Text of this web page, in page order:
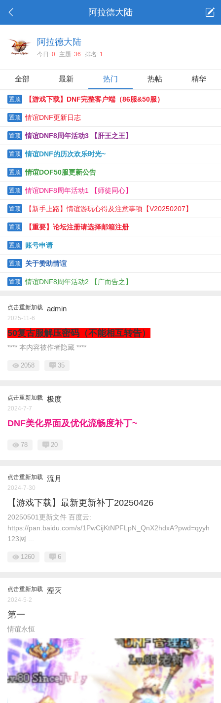
阿拉德大陆
阿拉德大陆
今日: 0 主题: 36 排名: 1
全部 最新 热门 热帖 精华
置顶 【游戏下载】DNF完整客户端（86服&50服）
置顶 情谊DNF更新日志
置顶 情谊DNF8周年活动3 【肝王之王】
置顶 情谊DNF的历次欢乐时光~
置顶 情谊DOF50服更新公告
置顶 情谊DNF8周年活动1 【师徒同心】
置顶 【新手上路】情谊游玩心得及注意事项【V20250207】
置顶 【重要】论坛注册请选择邮箱注册
置顶 账号申请
置顶 关于赞助情谊
置顶 情谊DNF8周年活动2 【广而告之】
点击重新加载 admin
2025-11-6
50复古服解压密码（不能相互转告）
**** 本内容被作者隐藏 ****
2058 35
点击重新加载 极度
2024-7-7
DNF美化界面及优化流畅度补丁~
78 20
点击重新加载 流月
2024-7-30
【游戏下载】最新更新补丁20250426
20250501更新文件 百度云:
https://pan.baidu.com/s/1PwCijKtNPFLpN_QnX2hdxA?pwd=qyyh
123网 ...
1260 6
点击重新加载 湮灭
2024-5-2
第一
情谊永恒